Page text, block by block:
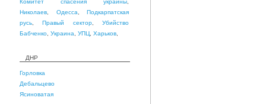
Комитет спасения украины
Николаев
Одесса
Подкарпатская
русь ,Правый сектор,Убийство
Бабченко Украина УПЦ Харьков
ДНР
Горловка
Дебальцево
Ясиноватая